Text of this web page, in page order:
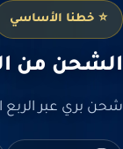
⭐ خطنا الأساسي
الشحن من
شحن بري عبر الربع